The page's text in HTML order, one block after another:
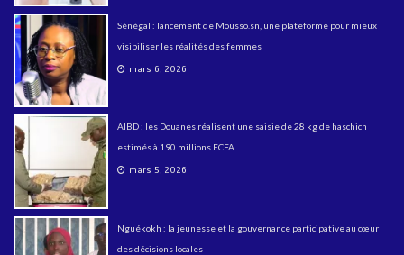
Sénégal : lancement de Mousso.sn, une plateforme pour mieux
visibiliser les réalités des femmes
mars 6, 2026
AIBD : les Douanes réalisent une saisie de 28 kg de haschich
estimés à 190 millions FCFA
mars 5, 2026
Nguékokh : la jeunesse et la gouvernance participative au cœur
des décisions locales